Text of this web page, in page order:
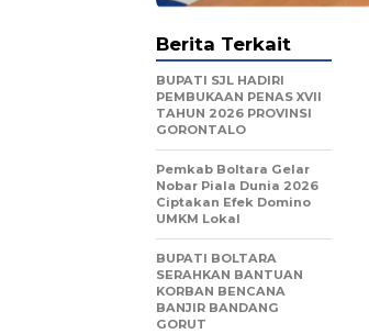
Berita Terkait
BUPATI SJL HADIRI
PEMBUKAAN PENAS XVII
TAHUN 2026 PROVINSI
GORONTALO
‎Pemkab Boltara Gelar
Nobar Piala Dunia 2026
Ciptakan Efek Domino
UMKM Lokal
BUPATI BOLTARA
SERAHKAN BANTUAN
KORBAN BENCANA
BANJIR BANDANG
GORUT